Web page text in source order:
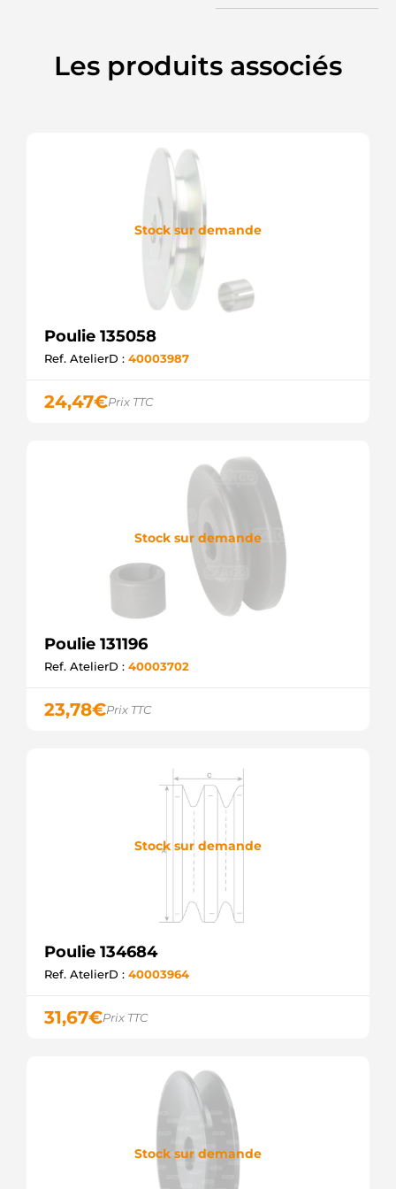
Les produits associés
Stock sur demande
Poulie 135058
Ref. AtelierD : 40003987
24,47€Prix TTC
Stock sur demande
Poulie 131196
Ref. AtelierD : 40003702
23,78€Prix TTC
Stock sur demande
Poulie 134684
Ref. AtelierD : 40003964
31,67€Prix TTC
Stock sur demande